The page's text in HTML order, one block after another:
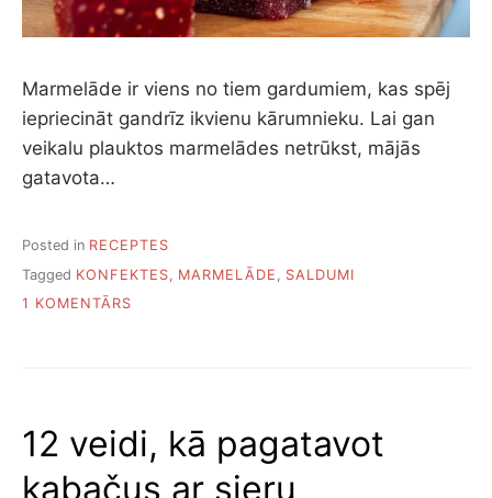
Marmelāde ir viens no tiem gardumiem, kas spēj
iepriecināt gandrīz ikvienu kārumnieku. Lai gan
veikalu plauktos marmelādes netrūkst, mājās
gatavota…
Posted in RECEPTES
Tagged KONFEKTES MARMELĀDE
SALDUMI
1 KOMENTĀRS
12 veidi, kā pagatavot
kabačus ar sieru